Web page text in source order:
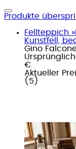
Produkte
Fellteppich
Kunstfell,
Gino
€
Aktueller
( 5 )